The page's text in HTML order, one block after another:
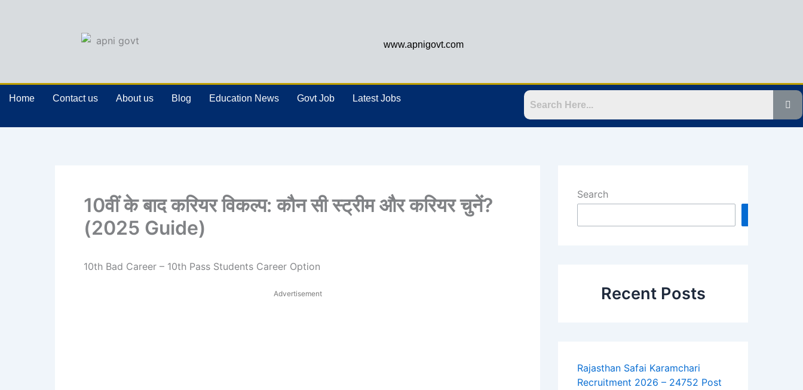
www.apnigovt.com
Home Contact us About us Blog Education News Govt Job Latest Jobs
10वीं के बाद करियर विकल्प: कौन सी स्ट्रीम और करियर चुनें?
(2025 Guide)
10th Bad Career – 10th Pass Students Career Option
Advertisement
Search
Recent Posts
Rajasthan Safai Karamchari
Recruitment 2026 – 24752 Post